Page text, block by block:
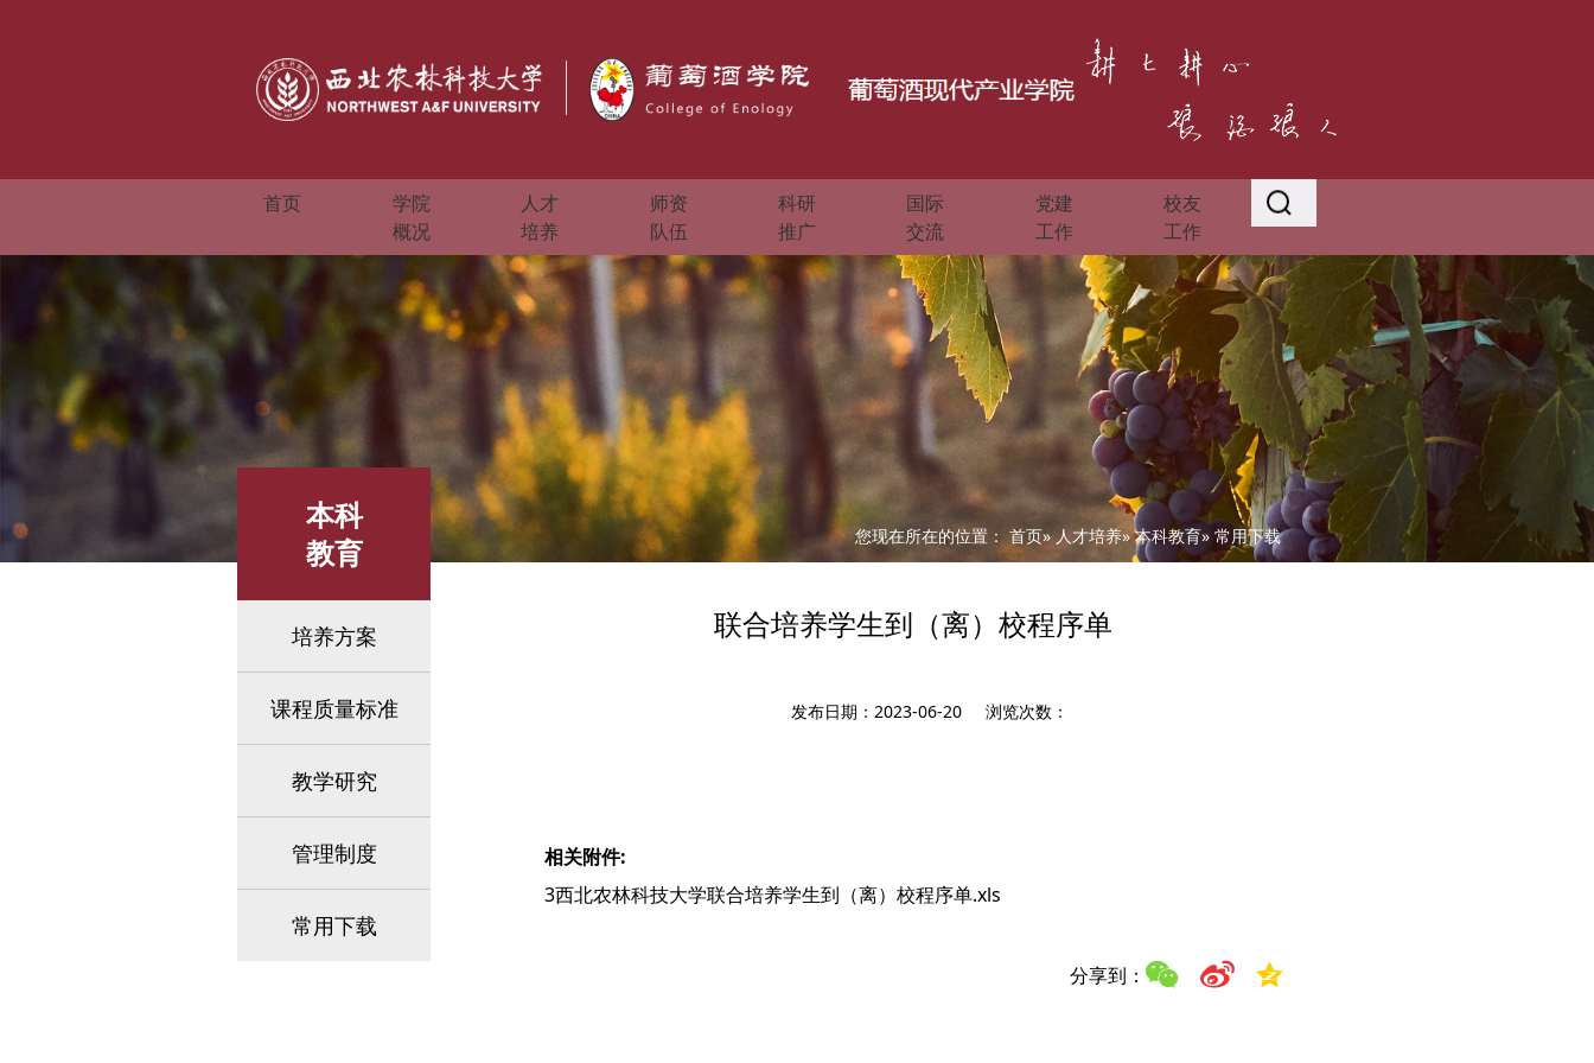
首页
学院
概况
人才
培养
师资
队伍
科研
推广
国际
交流
党建
工作
校友
工作
本科
教育
培养方案
课程质量标准
教学研究
管理制度
常用下载
您现在所在的位置： 首页»人才培养»本科教育» 常用下载
联合培养学生到（离）校程序单
发布日期：2023-06-20 浏览次数：
相关附件:
3西北农林科技大学联合培养学生到（离）校程序单.xls
分享到：